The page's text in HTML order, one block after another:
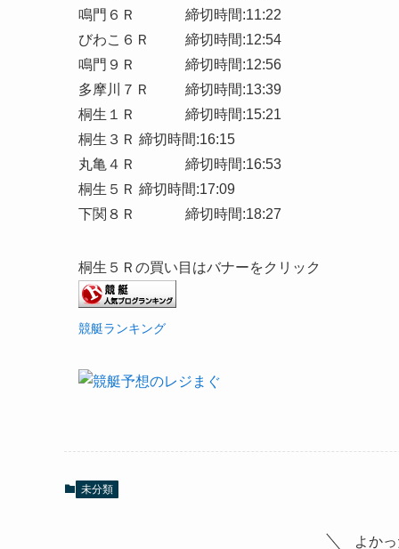
鳴門６Ｒ 締切時間:11:22
びわこ６Ｒ 締切時間:12:54
鳴門９Ｒ 締切時間:12:56
多摩川７Ｒ 締切時間:13:39
桐生１Ｒ 締切時間:15:21
桐生３Ｒ 締切時間:16:15
丸亀４Ｒ 締切時間:16:53
桐生５Ｒ 締切時間:17:09
下関８Ｒ 締切時間:18:27
桐生５Ｒの買い目はバナーをクリック
競艇ランキング
未分類
よか